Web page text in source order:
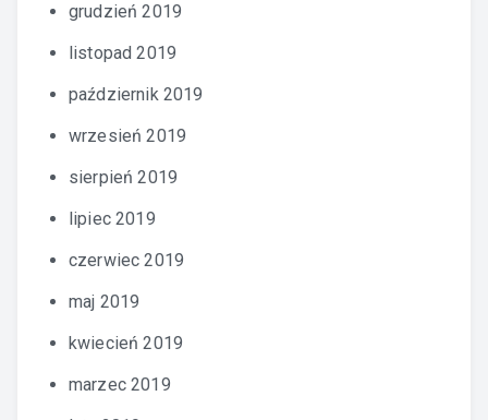
grudzień 2019
listopad 2019
październik 2019
wrzesień 2019
sierpień 2019
lipiec 2019
czerwiec 2019
maj 2019
kwiecień 2019
marzec 2019